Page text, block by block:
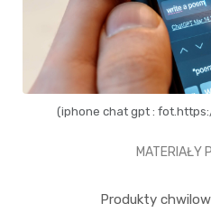
(iphone chat gpt :
MATERIAŁY
Produkty